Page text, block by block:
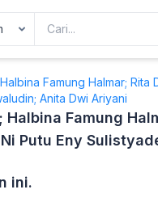
Famung Halmar;
Anita Dwi Ariyani
Famung
Putu Eny
ini.